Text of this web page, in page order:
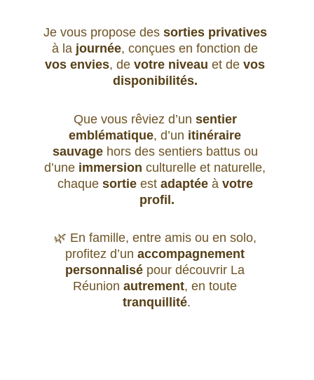
Je vous propose des sorties privatives
à la journée, conçues en fonction de
vos envies, de votre niveau et de vos
disponibilités.
Que vous rêviez d’un sentier
emblématique, d’un itinéraire
sauvage hors des sentiers battus ou
d’une immersion culturelle et naturelle,
chaque sortie est adaptée à votre
profil.
🌿 En famille, entre amis ou en solo,
profitez d’un accompagnement
personnalisé pour découvrir La
Réunion autrement, en toute
tranquillité.